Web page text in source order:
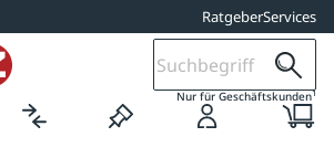
RatgeberServices
Nur für Geschäftskunden1